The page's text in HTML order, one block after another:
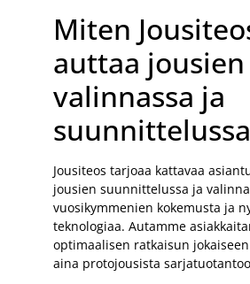
Miten
auttaa jousien
valinnassa ja
Jousiteos tarjoaa kattavaa
jousien suunnittelussa ja
vuosikymmenien kokemusta ja
teknologiaa. Autamme
optimaalisen ratkaisun
aina protojousista